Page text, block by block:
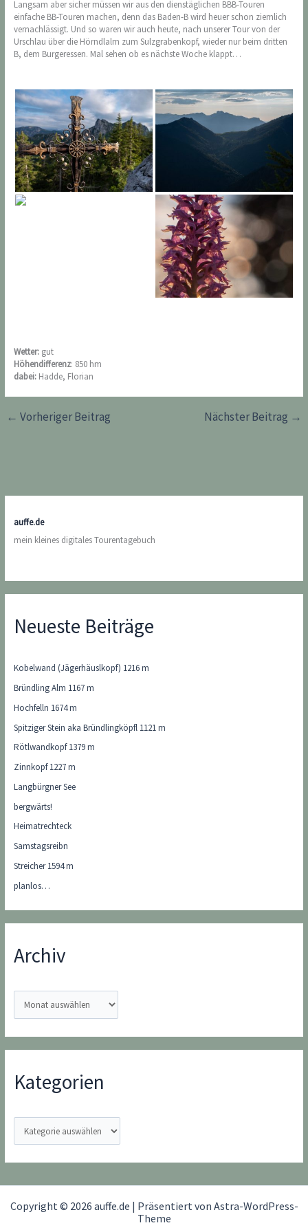
Langsam aber sicher müssen wir aus den dienstäglichen BBB-Touren
einfache BB-Touren machen, denn das Baden-B wird heuer schon ziemlich
vernachlässigt. Und so waren wir auch heute, nach unserer Tour von der
Urschlau über die Hörndlalm zum Sulzgrabenkopf, wieder nur beim dritten
B, dem Burgeressen. Mal sehen ob es nächste Woche klappt…
Wetter: gut
Höhendifferenz: 850 hm
dabei: Hadde, Florian
← Vorheriger Beitrag Nächster Beitrag →
auffe.de
mein kleines digitales Tourentagebuch
Neueste Beiträge
Kobelwand (Jägerhäuslkopf) 1216 m
Bründling Alm 1167 m
Hochfelln 1674 m
Spitziger Stein aka Bründlingköpfl 1121 m
Rötlwandkopf 1379 m
Zinnkopf 1227 m
Langbürgner See
bergwärts!
Heimatrechteck
Samstagsreibn
Streicher 1594 m
planlos…
Archiv
r
c
h
vKategorien
a
t
Copyright © 2026 auffe.de | Präsentiert von Astra-WordPress-
Theme